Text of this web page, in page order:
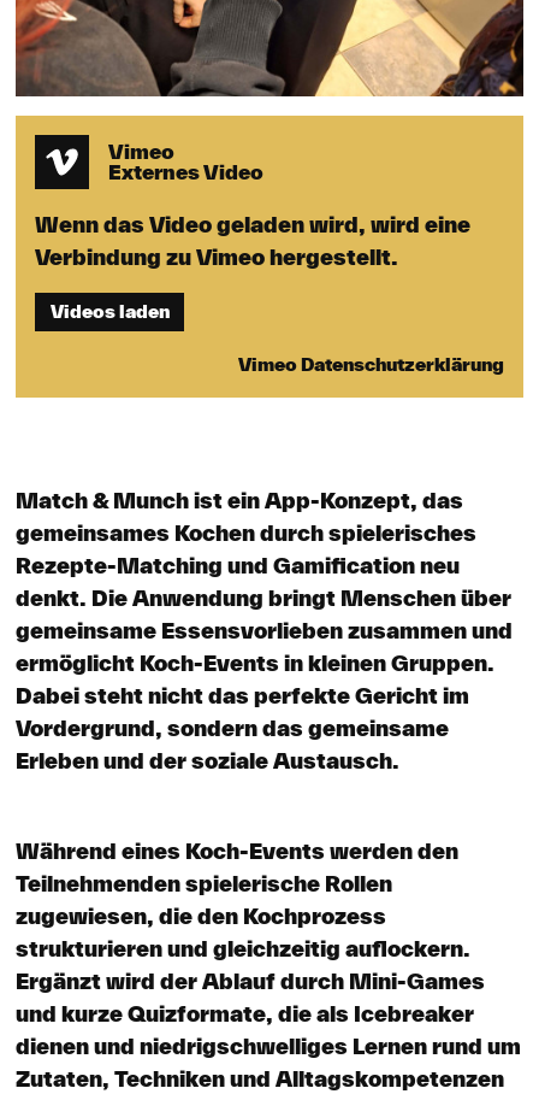
Vimeo
Externes Video
Wenn das Video geladen wird, wird eine
Verbindung zu Vimeo hergestellt.
Videos laden
Vimeo Datenschutzerklärung
Match & Munch ist ein App-Konzept, das
gemeinsames Kochen durch spielerisches
Rezepte-Matching und Gamification neu
denkt. Die Anwendung bringt Menschen über
gemeinsame Essensvorlieben zusammen und
ermöglicht Koch-Events in kleinen Gruppen.
Dabei steht nicht das perfekte Gericht im
Vordergrund, sondern das gemeinsame
Erleben und der soziale Austausch.
Während eines Koch-Events werden den
Teilnehmenden spielerische Rollen
zugewiesen, die den Kochprozess
strukturieren und gleichzeitig auflockern.
Ergänzt wird der Ablauf durch Mini-Games
und kurze Quizformate, die als Icebreaker
dienen und niedrigschwelliges Lernen rund um
Zutaten, Techniken und Alltagskompetenzen